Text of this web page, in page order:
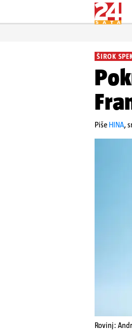
ŠIROK
Piše HINA,
Rovinj: